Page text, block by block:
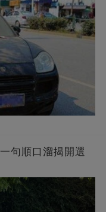
句順口溜揭開選